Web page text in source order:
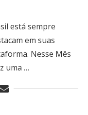
está sempre
em suas
Nesse Mês
uma …